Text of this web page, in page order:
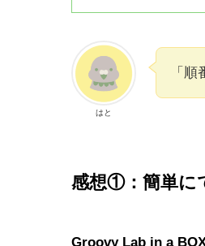
はと
「
感想①：簡単に
Groovy Lab in a